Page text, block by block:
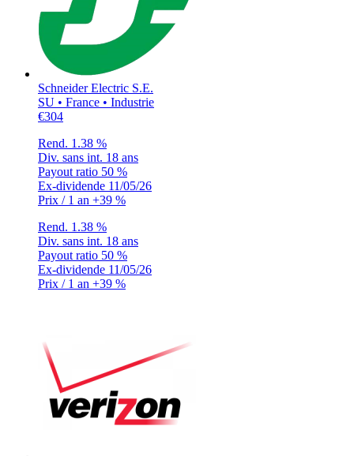
Schneider Electric S.E.
SU • France • Industrie
€304
Rend. 1.38 %
Div. sans int. 18 ans
Payout ratio 50 %
Ex-dividende 11/05/26
Prix / 1 an +39 %
Rend. 1.38 %
Div. sans int. 18 ans
Payout ratio 50 %
Ex-dividende 11/05/26
Prix / 1 an +39 %